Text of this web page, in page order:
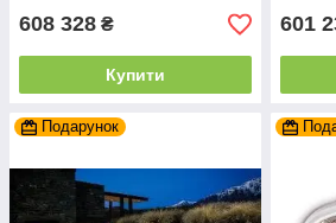
608 328 ₴
Купити
601
Подарунок